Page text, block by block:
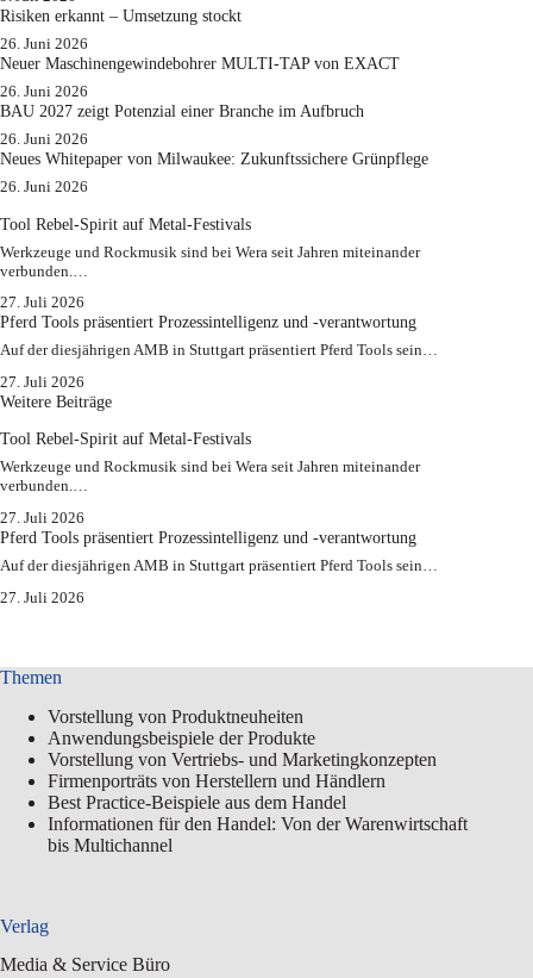
Risiken erkannt – Umsetzung stockt
26. Juni 2026
Neuer Maschinengewindebohrer MULTI-TAP von EXACT
26. Juni 2026
BAU 2027 zeigt Potenzial einer Branche im Aufbruch​
26. Juni 2026
Neues Whitepaper von Milwaukee: Zukunftssichere Grünpflege
26. Juni 2026
Tool Rebel-Spirit auf Metal-Festivals
Werkzeuge und Rockmusik sind bei Wera seit Jahren miteinander
verbunden.…
27. Juli 2026
Pferd Tools präsentiert Prozessintelligenz und -verantwortung
Auf der diesjährigen AMB in Stuttgart präsentiert Pferd Tools sein…
27. Juli 2026
Weitere Beiträge
Tool Rebel-Spirit auf Metal-Festivals
Werkzeuge und Rockmusik sind bei Wera seit Jahren miteinander
verbunden.…
27. Juli 2026
Pferd Tools präsentiert Prozessintelligenz und -verantwortung
Auf der diesjährigen AMB in Stuttgart präsentiert Pferd Tools sein…
27. Juli 2026
Themen
Vorstellung von Produktneuheiten
Anwendungsbeispiele der Produkte
Vorstellung von Vertriebs- und Marketingkonzepten
Firmenporträts von Herstellern und Händlern
Best Practice-Beispiele aus dem Handel
Informationen für den Handel: Von der Warenwirtschaft
bis Multichannel
Verlag
Media & Service Büro